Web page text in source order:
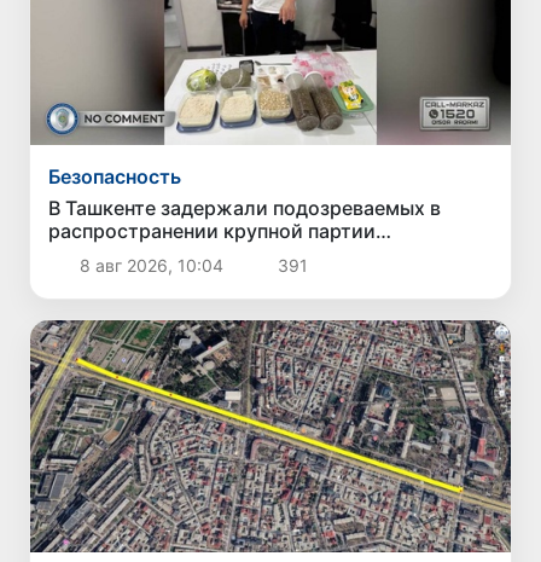
Безопасность
В Ташкенте задержали подозреваемых в
распространении крупной партии
наркотиков
8 авг 2026, 10:04 391